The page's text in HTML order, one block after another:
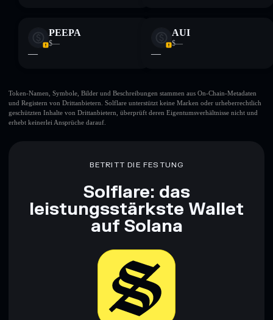
PEEPA
$—
—
AUI
$—
—
Token-Namen, Symbole, Bilder und Beschreibungen stammen aus On-Chain-Metadaten
und Registern von Drittanbietern. Solflare unterstützt keine Marken oder urheberrechtlich
geschützten Inhalte von Drittanbietern, überprüft deren Eigentumsverhältnisse nicht und
erhebt keinerlei Ansprüche darauf.
BETRITT DIE FESTUNG
Solflare: das
leistungsstärkste Wallet
auf Solana
Jetzt herunterladen